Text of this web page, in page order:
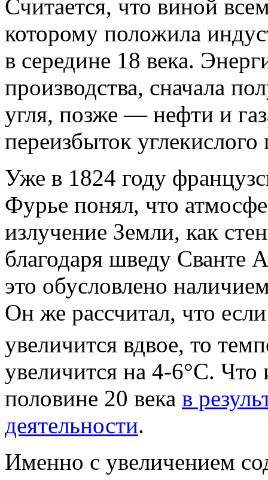
Считается, что виной
которому положила
в середине 18 века.
производства, сначала
угля, позже — нефти и
переизбыток углекислого
Уже в 1824 году
Фурье понял, что
излучение Земли, как
благодаря шведу Сванте
это обусловлено
Он же рассчитал, что
увеличится вдвое, то
увеличится на 4-6°С.
половине 20 века в
деятельности.
Именно с увеличением